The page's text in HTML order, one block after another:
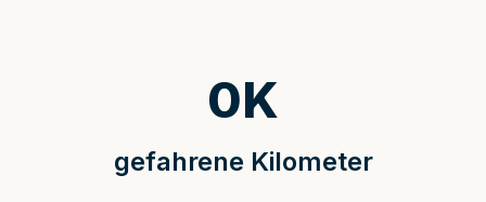
gefahrene Kilometer
0K